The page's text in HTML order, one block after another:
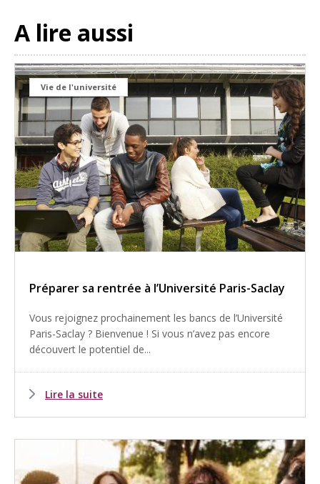
A lire aussi
Vie de l'université
Préparer sa rentrée à l’Université Paris-Saclay
Vous rejoignez prochainement les bancs de l’Université
Paris-Saclay ? Bienvenue ! Si vous n’avez pas encore
découvert le potentiel de...
Lire la suite